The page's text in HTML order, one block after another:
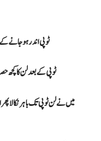
ٹوپی اندر ہو جانے
ٹوپی کے بعد لن کا کچھ
میں نے لن ٹوپی تک باہر نکالا